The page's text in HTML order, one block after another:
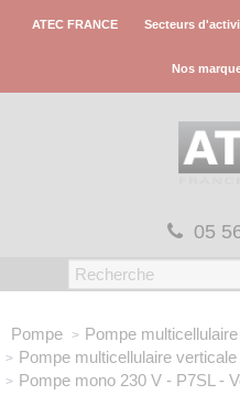
ATEC FRANCE Secteurs
Nos
05
Pompe
Pompe
Pompe multicellulaire verticale
Pompe mono 230 V - P7SL -